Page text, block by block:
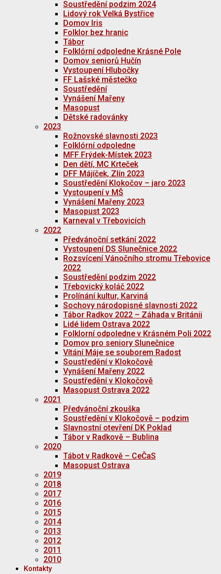
Soustředění podzim 2024
Lidový rok Velká Bystřice
Domov Iris
Folklor bez hranic
Tábor
Folklórní odpoledne Krásné Pole
Domov seniorů Hučín
Vystoupení Hlubočky
FF Lašské městečko
Soustředění
Vynášení Mařeny
Masopust
Dětské radovánky
2023
Rožnovské slavnosti 2023
Folklórní odpoledne
MFF Frýdek-Místek 2023
Den dětí, MC Krteček
DFF Májíček, Zlín 2023
Soustředění Klokočov – jaro 2023
Vystoupení v MŠ
Vynášení Mařeny 2023
Masopust 2023
Karneval v Třebovicích
2022
Předvánoční setkání 2022
Vystoupení DS Slunečnice 2022
Rozsvícení Vánočního stromu Třebovice
2022
Soustředění podzim 2022
Třebovický koláč 2022
Prolínání kultur, Karviná
Sochovy národopisné slavnosti 2022
Tábor Radkov 2022 – Záhada v Británii
Lidé lidem Ostrava 2022
Folklorní odpoledne v Krásném Poli 2022
Domov pro seniory Slunečnice
Vítání Máje se souborem Radost
Soustředění v Klokočově
Vynášení Mařeny 2022
Soustředění v Klokočově
Masopust Ostrava 2022
2021
Předvánoční zkouška
Soustředění v Klokočově – podzim
Slavnostní otevření DK Poklad
Tábor v Radkově – Bublina
2020
Tábot v Radkově – CeČaS
Masopust Ostrava
2019
2018
2017
2016
2015
2014
2013
2012
2011
2010
Kontakty